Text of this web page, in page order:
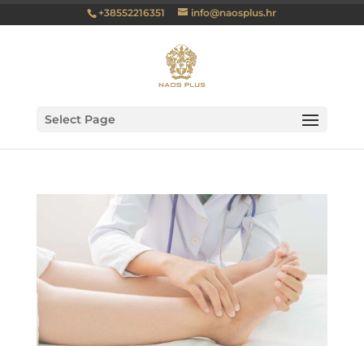
+38552216351 info@naosplus.hr
Select Page